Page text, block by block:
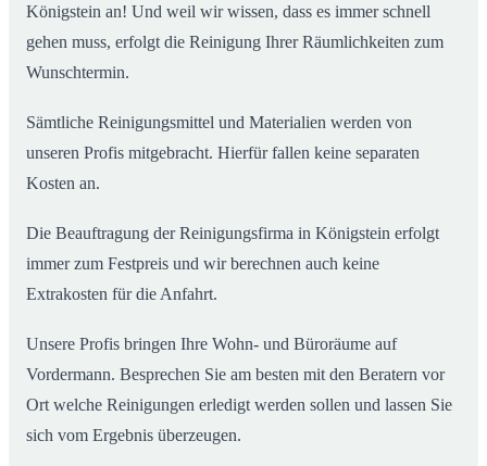
Königstein an! Und weil wir wissen, dass es immer schnell
gehen muss, erfolgt die Reinigung Ihrer Räumlichkeiten zum
Wunschtermin.
Sämtliche Reinigungsmittel und Materialien werden von
unseren Profis mitgebracht. Hierfür fallen keine separaten
Kosten an.
Die Beauftragung der Reinigungsfirma in Königstein erfolgt
immer zum Festpreis und wir berechnen auch keine
Extrakosten für die Anfahrt.
Unsere Profis bringen Ihre Wohn- und Büroräume auf
Vordermann. Besprechen Sie am besten mit den Beratern vor
Ort welche Reinigungen erledigt werden sollen und lassen Sie
sich vom Ergebnis überzeugen.